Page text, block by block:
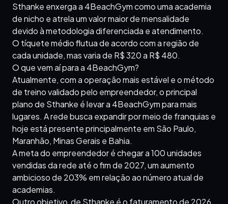
Sthanke enxerga a 4BeachGym como uma academia
de nicho e atrela um valor maior de mensalidade
devido à metodologia diferenciada e atendimento.
O tíquete médio flutua de acordo com a região de
cada unidade, mas varia de R$ 320 a R$ 480.
O que vem aí para a 4BeachGym?
Atualmente, com a operação mais estável e o método
de treino validado pelo empreendedor, o principal
plano de Sthanke é levar a 4BeachGym para mais
lugares. A rede busca expandir por meio de franquias e
hoje está presente principalmente em São Paulo,
Maranhão, Minas Gerais e Bahia.
A meta do empreendedor é chegar a 100 unidades
vendidas da rede até o fim de 2027, um aumento
ambicioso de 203% em relação ao número atual de
academias.
Outro objetivo de Sthanke é o faturamento de 2026.